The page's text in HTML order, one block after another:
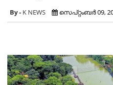
K NEWS സെപ്റ്റംബർ 09,